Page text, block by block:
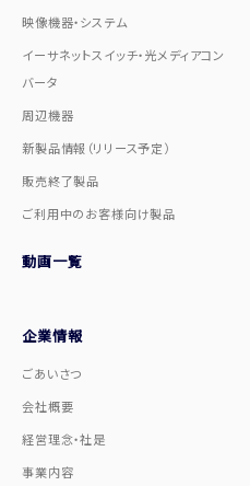
映像機器・システム
イーサネットスイッチ・光メディアコン
バータ
周辺機器
新製品情報（リリース予定）
販売終了製品
ご利用中のお客様向け製品
動画一覧
企業情報
ごあいさつ
会社概要
経営理念・社是
事業内容